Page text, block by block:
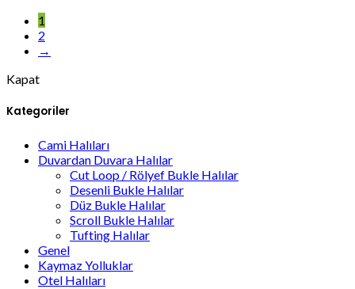
1
2
→
Kapat
Kategoriler
Cami Halıları
Duvardan Duvara Halılar
Cut Loop / Rölyef Bukle Halılar
Desenli Bukle Halılar
Düz Bukle Halılar
Scroll Bukle Halılar
Tufting Halılar
Genel
Kaymaz Yolluklar
Otel Halıları